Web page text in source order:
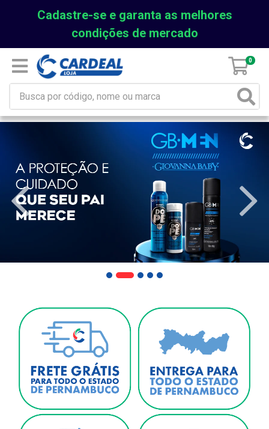
Cadastre-se e garanta as melhores
condições de mercado
0